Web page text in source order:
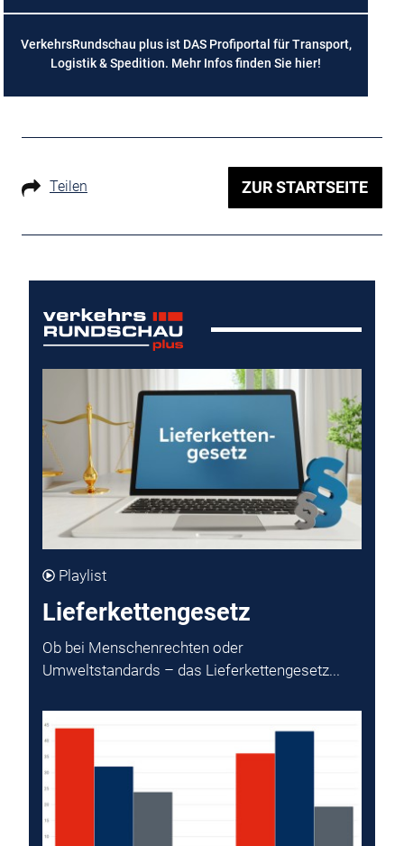
VerkehrsRundschau plus ist DAS Profiportal für Transport,
Logistik & Spedition. Mehr Infos finden Sie hier!
Teilen ZUR STARTSEITE
Playlist
Lieferkettengesetz
Ob bei Menschenrechten oder
Umweltstandards – das Lieferkettengesetz...